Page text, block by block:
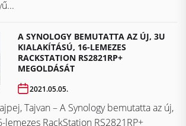
A SYNOLOGY BEMUTATTA AZ ÚJ, 3U
KIALAKÍTÁSÚ, 16-LEMEZES
RACKSTATION RS2821RP+
MEGOLDÁSÁT
2021.05.05.
Tajvan – A Synology bemutatta az új,
lemezes RackStation RS2821RP+